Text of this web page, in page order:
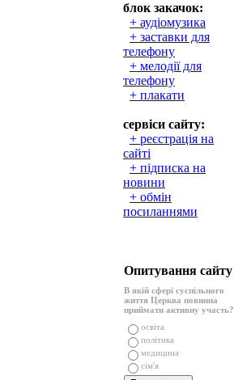
блок закачок:
+ аудіомузика
+ заставки для
телефону
+ мелодії для
телефону
+ плакати
сервіси сайту:
+ реєстрація на
сайті
+ підписка на
новини
+ обмін
посиланнями
Опитування сайту
В якій сфері суспільного
життя Церква повинна
приймати активну участь?
освіта
політика
медицина
сім'я